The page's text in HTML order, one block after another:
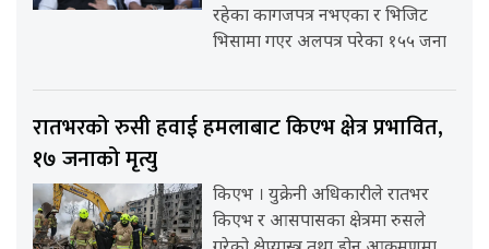
रहेका कागजपत्र नभएका र भिजिट
भिसामा गएर अलपत्र परेका १५५ जना
रातभरको रुसी हवाई हमलाबाट किएभ क्षेत्र प्रभावित,
१७ जनाको मृत्यु
किएभ । युक्रेनी अधिकारीले रातभर
किएभ र आसपासका क्षेत्रमा रुसले